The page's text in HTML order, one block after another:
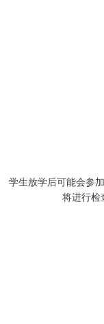
学生放学后可能会参
将进行检